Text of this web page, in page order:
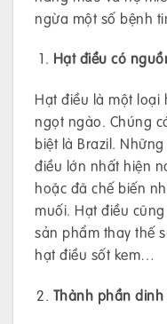
ngừa một số bệnh
Hạt điều có
Hạt điều là một loại
ngọt ngào. Chúng
biệt là Brazil.
điều lớn nhất hiện
hoặc đã chế biến
muối. Hạt điều
sản phẩm thay thế
hạt điều sốt kem…
Thành phần